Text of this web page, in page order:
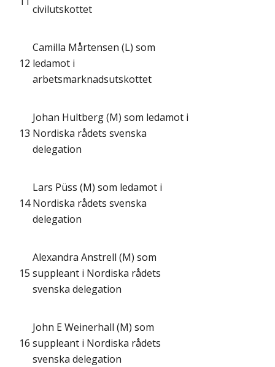
civilutskottet
12
Camilla Mårtensen (L) som
ledamot i
arbetsmarknadsutskottet
13
Johan Hultberg (M) som ledamot i
Nordiska rådets svenska
delegation
14
Lars Püss (M) som ledamot i
Nordiska rådets svenska
delegation
15
Alexandra Anstrell (M) som
suppleant i Nordiska rådets
svenska delegation
16
John E Weinerhall (M) som
suppleant i Nordiska rådets
svenska delegation